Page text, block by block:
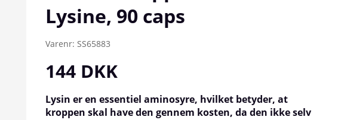
Lysine, 90 caps
Varenr: SS65883
144 DKK
Lysin er en essentiel aminosyre, hvilket betyder, at
kroppen skal have den gennem kosten, da den ikke selv